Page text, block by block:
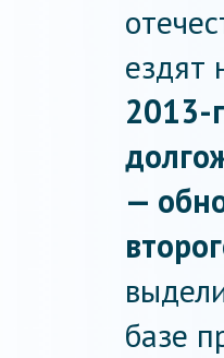
ездят
2013-
—
базе